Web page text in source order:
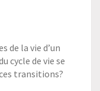
de la vie d’un
cycle de vie se
transitions?